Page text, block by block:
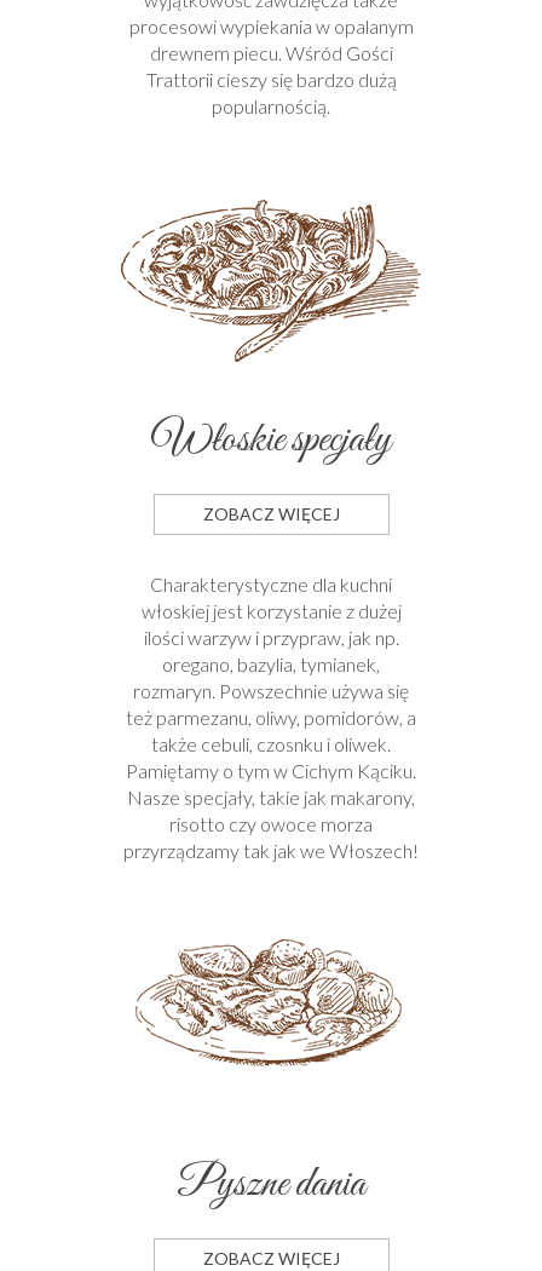
procesowi wypiekania w opalanym
drewnem piecu. Wśród Gości
Trattorii cieszy się bardzo dużą
popularnością.
Włoskie specjały
ZOBACZ WIĘCEJ
Charakterystyczne dla kuchni
włoskiej jest korzystanie z dużej
ilości warzyw i przypraw, jak np.
oregano, bazylia, tymianek,
rozmaryn. Powszechnie używa się
też parmezanu, oliwy, pomidorów, a
także cebuli, czosnku i oliwek.
Pamiętamy o tym w Cichym Kąciku.
Nasze specjały, takie jak makarony,
risotto czy owoce morza
przyrządzamy tak jak we Włoszech!
Pyszne dania
ZOBACZ WIĘCEJ